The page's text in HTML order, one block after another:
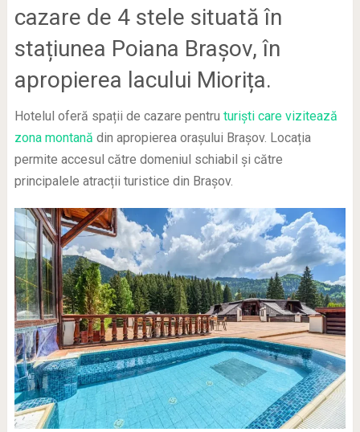
cazare de 4 stele situată în
stațiunea Poiana Brașov, în
apropierea lacului Miorița.
Hotelul oferă spații de cazare pentru turiști care vizitează
zona montană din apropierea orașului Brașov. Locația
permite accesul către domeniul schiabil și către
principalele atracții turistice din Brașov.